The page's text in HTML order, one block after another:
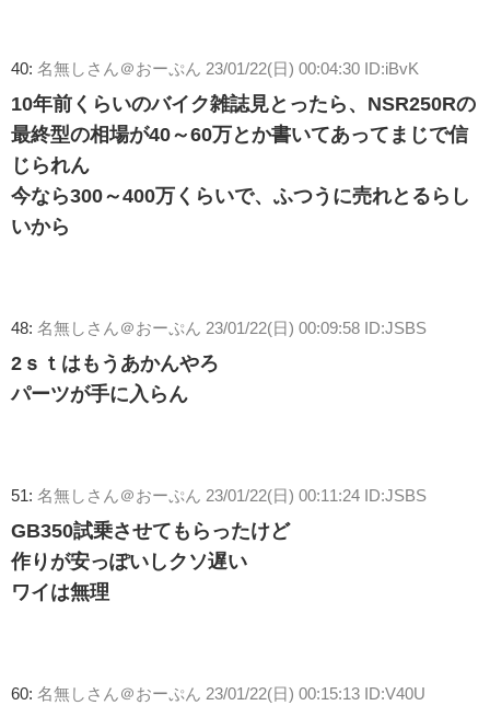
40: 名無しさん＠おーぷん 23/01/22(日) 00:04:30 ID:iBvK
10年前くらいのバイク雑誌見とったら、NSR250Rの
最終型の相場が40～60万とか書いてあってまじで信
じられん
今なら300～400万くらいで、ふつうに売れとるらし
いから
48: 名無しさん＠おーぷん 23/01/22(日) 00:09:58 ID:JSBS
2ｓｔはもうあかんやろ
パーツが手に入らん
51: 名無しさん＠おーぷん 23/01/22(日) 00:11:24 ID:JSBS
GB350試乗させてもらったけど
作りが安っぽいしクソ遅い
ワイは無理
60: 名無しさん＠おーぷん 23/01/22(日) 00:15:13 ID:V40U